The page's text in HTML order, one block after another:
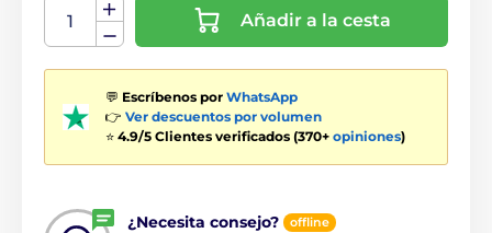
Añadir a la cesta
💬 Escríbenos por WhatsApp
👉 Ver descuentos por volumen
⭐ 4.9/5 Clientes verificados (370+ opiniones)
¿Necesita consejo? offline